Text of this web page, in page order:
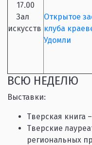
17.00
Зал
искусств
Открытое
клуба
Удомли
ВСЮ НЕДЕЛЮ
Выставки:
Тверская книга
Тверские
региональных